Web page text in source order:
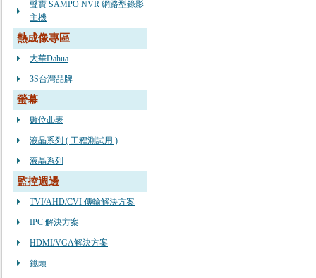
聲寶 SAMPO NVR 網路型錄影
主機
熱成像專區
大華Dahua
3S台灣品牌
螢幕
數位db表
液晶系列 ( 工程測試用 )
液晶系列
監控週邊
TVI/AHD/CVI 傳輸解決方案
IPC 解決方案
HDMI/VGA解決方案
鏡頭